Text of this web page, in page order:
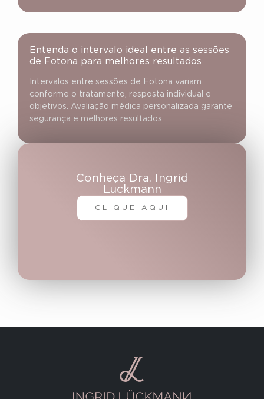
Entenda o intervalo ideal entre as sessões
de Fotona para melhores resultados
Intervalos entre sessões de Fotona variam
conforme o tratamento, resposta individual e
objetivos. Avaliação médica personalizada garante
segurança e melhores resultados.
Conheça Dra. Ingrid
Luckmann
CLIQUE AQUI